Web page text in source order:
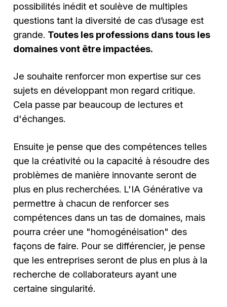
possibilités inédit et soulève de multiples
questions tant la diversité de cas d’usage est
grande. Toutes les professions dans tous les
domaines vont être impactées.
Je souhaite renforcer mon expertise sur ces
sujets en développant mon regard critique.
Cela passe par beaucoup de lectures et
d'échanges.
Ensuite je pense que des compétences telles
que la créativité ou la capacité à résoudre des
problèmes de manière innovante seront de
plus en plus recherchées. L'IA Générative va
permettre à chacun de renforcer ses
compétences dans un tas de domaines, mais
pourra créer une "homogénéisation" des
façons de faire. Pour se différencier, je pense
que les entreprises seront de plus en plus à la
recherche de collaborateurs ayant une
certaine singularité.